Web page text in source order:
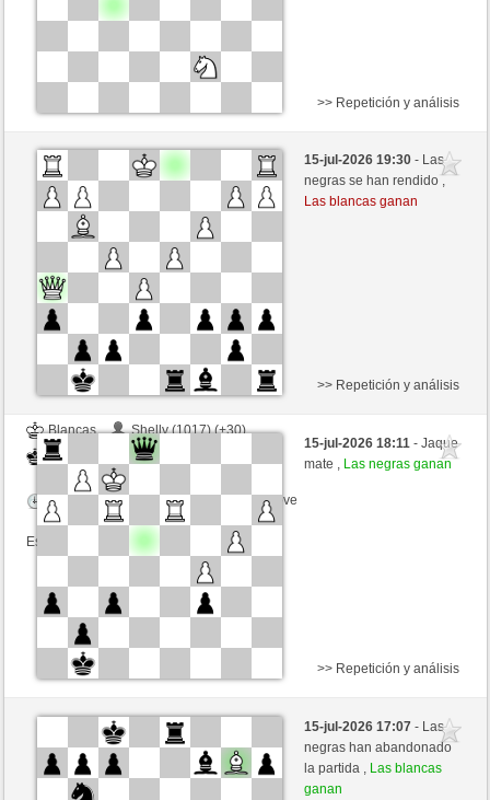
Blancas
Grimberg (1274) (-14)
Negras
liko71 (1321) (+14)
Tiempo: 7 minutes/side + 3 seconds/move
Esta partida es por puntos
>> Repetición y análisis
15-jul-2026 19:30- Las
negras se han rendido ,
Las blancas ganan
Blancas
Shelly (1017) (+30)
Negras
liko71 (1349) (-28)
Tiempo: 5 minutes/side + 5 seconds/move
Esta partida es por puntos
>> Repetición y análisis
15-jul-2026 18:11- Jaque
mate , Las negras ganan
Blancas
Jap3333 (1238) (-12)
liko71 (1337) (+12)
Tiempo: 6 minutes/side + 6 seconds/move
>> Repetición y análisis
15-jul-2026 17:07- Las
negras han abandonado
la partida , Las blancas
ganan